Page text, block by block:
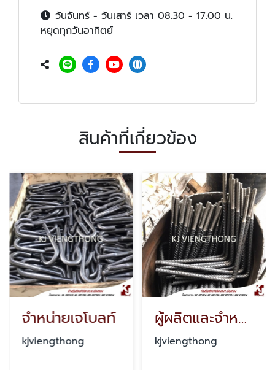
วันจันทร์ - วันเสาร์ เวลา 08.30 - 17.00 น.
หยุดทุกวันอาทิตย์
สินค้าที่เกี่ยวข้อง
จำหน่ายเจโบลท์
kjviengthong
ผู้ผลิตและจำหน่ายเจโบลท์ เพลท ราคาโรงงาน
kjviengthong